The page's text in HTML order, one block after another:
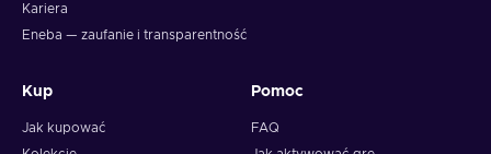
Kariera
Eneba — zaufanie i transparentność
Kup
Jak kupować
Pomoc
FAQ